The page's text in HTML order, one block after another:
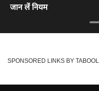
जान लें नियम
SPONSORED LINKS BY